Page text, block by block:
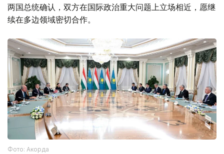
两国总统确认，双方在国际政治重大问题上立场相近，愿继
续在多边领域密切合作。
Фото: Акорда